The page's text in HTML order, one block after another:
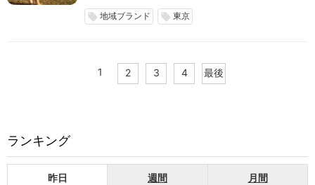
local_offer 地域ブランド local_offer 東京
1 2 3 4 最後
ランキング
昨日 週間 月間